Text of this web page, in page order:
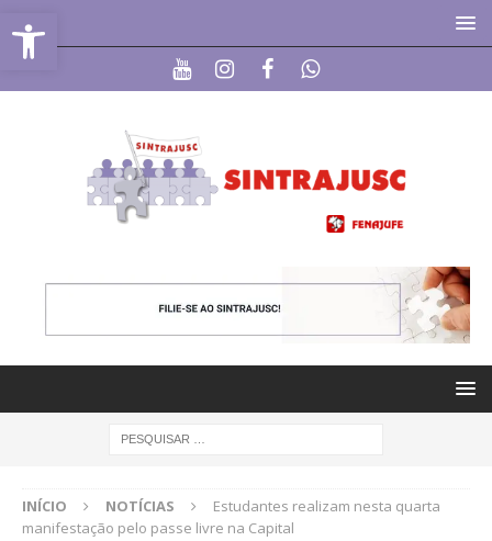
Abrir a barra de ferramentas
INÍCIO NOTÍCIAS
Estudantes realizam nesta quarta
manifestação pelo passe livre na Capital